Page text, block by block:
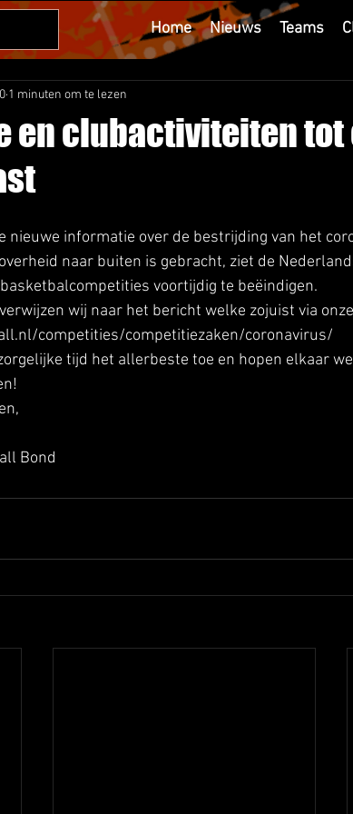
Home Nieuws Teams
en clubactiviteiten tot
1 minuten om te lezen
nieuwe informatie over de bestrijding van het
naar buiten is gebracht, ziet de
voortijdig te beëindigen.
wij naar het bericht welke zojuist via
competities/competitiezaken/coronavirus/
tijd het allerbeste toe en hopen elkaar
Bond